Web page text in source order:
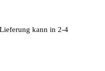
kann in 2-4